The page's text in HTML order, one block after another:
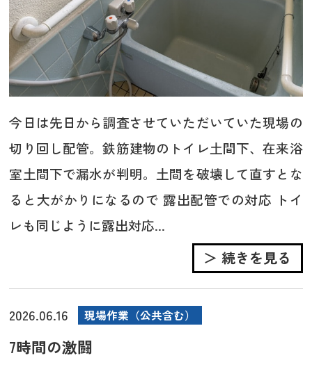
今日は先日から調査させていただいていた現場の
切り回し配管。鉄筋建物のトイレ土間下、在来浴
室土間下で漏水が判明。土間を破壊して直すとな
ると大がかりになるので 露出配管での対応 トイ
レも同じように露出対応...
＞ 続きを見る
2026.06.16 現場作業（公共含む）
7時間の激闘